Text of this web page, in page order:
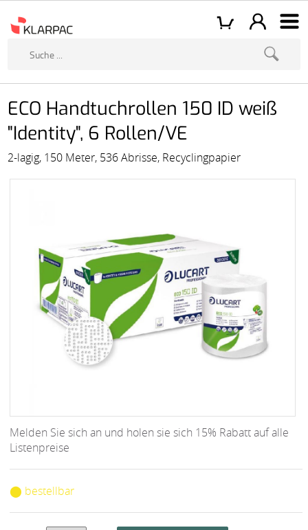
ECO Handtuchrollen 150 ID weiß
"Identity", 6 Rollen/VE
2-lagig, 150 Meter, 536 Abrisse, Recyclingpapier
Melden Sie sich an und holen sie sich 15% Rabatt auf alle
Listenpreise
⬤ bestellbar